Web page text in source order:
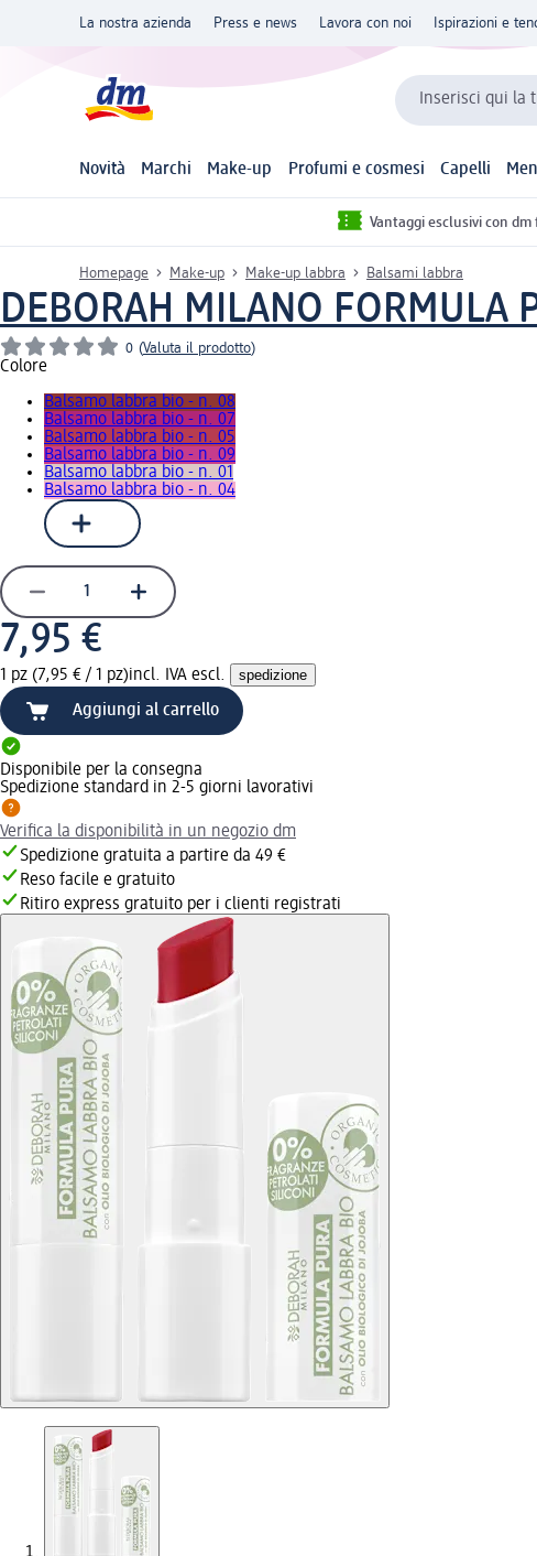
La nostra azienda Press e news Lavora con noi Ispirazioni e
Inserisci qui la
Novità Marchi Make-up Profumi e cosmesi Capelli
Vantaggi esclusivi con dm
Homepage Make-up Make-up labbra Balsami labbra
DEBORAH MILANO FORMULA
0 (Valuta il prodotto)
Colore
Balsamo labbra bio - n. 08
Balsamo labbra bio - n. 07
Balsamo labbra bio - n. 05
Balsamo labbra bio - n. 09
Balsamo labbra bio - n. 01
Balsamo labbra bio - n. 04
7,95 €
1 pz (7,95 € / 1 pz)incl. IVA escl. spedizione
Aggiungi al carrello
Disponibile per la consegna
Spedizione standard in 2-5 giorni lavorativi
Verifica la disponibilità in un negozio dm
Spedizione gratuita a partire da 49 €
Reso facile e gratuito
Ritiro express gratuito per i clienti registrati